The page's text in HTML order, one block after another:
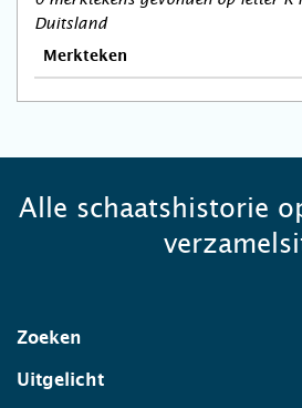
Duitsland
Merkteken
Alle schaatshistorie
Zoeken
Uitgelicht